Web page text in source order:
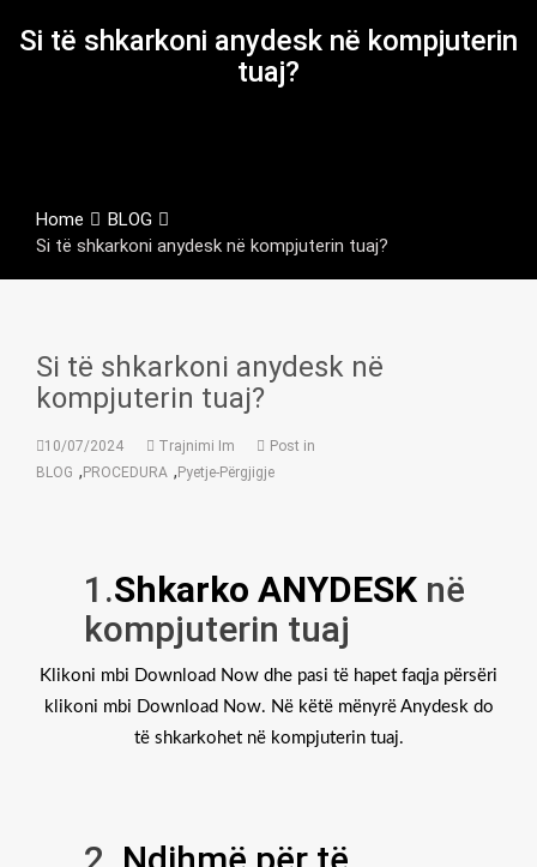
Si të shkarkoni anydesk në kompjuterin
tuaj?
Home
BLOG
Si të shkarkoni anydesk në kompjuterin tuaj?
Si të shkarkoni anydesk në
kompjuterin tuaj?
10/07/2024 Trajnimi Im
Post in
BLOG ,PROCEDURA ,Pyetje-Përgjigje
1.Shkarko ANYDESK në
kompjuterin tuaj
Klikoni mbi Download Now dhe pasi të hapet faqja përsëri
klikoni mbi Download Now. Në këtë mënyrë Anydesk do
të shkarkohet në kompjuterin tuaj.